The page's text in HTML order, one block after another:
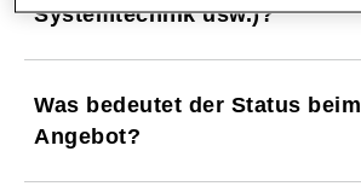
Systemtechnik usw.)?
Was bedeutet der Status beim
Angebot?